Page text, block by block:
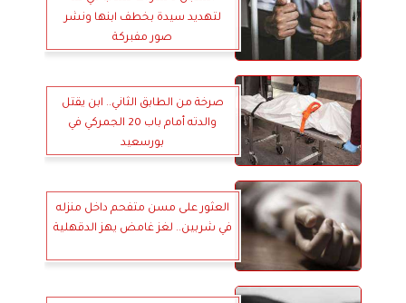
لتهديد سيدة بخطف ابنها ونشر
صور مفبركة
صرخة من الطابق الثاني.. ابن يقتل
والدته أمام باب 20 الجمركي في
بورسعيد
العثور على مسن متفحم داخل منزله
في شربين.. لغز غامض يهز الدقهلية